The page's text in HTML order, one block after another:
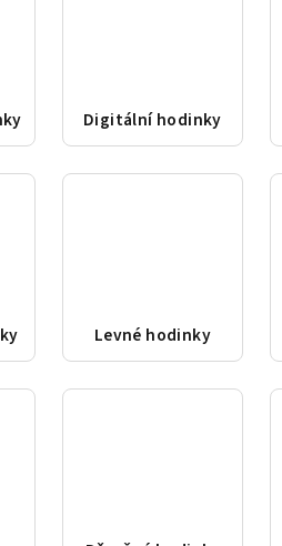
Digitální hodinky
Levné hodinky